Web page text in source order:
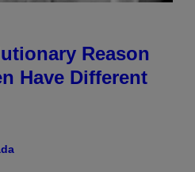
Reason
Have Different